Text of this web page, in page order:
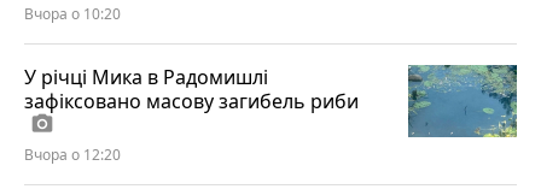
Вчора о 10:20
У річці Мика в Радомишлі
зафіксовано масову загибель риби
photo_camera
Вчора о 12:20